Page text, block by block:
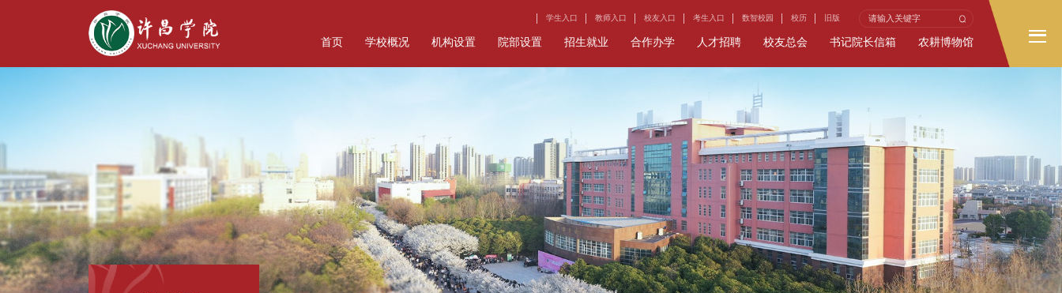
学生入口 教师入口 校友入口 考生入口 数智校园 校历 旧版
首页 学校概况 机构设置 院部设置 招生就业 合作办学 人才招聘 校友总会 书记院长信箱 农耕博物馆